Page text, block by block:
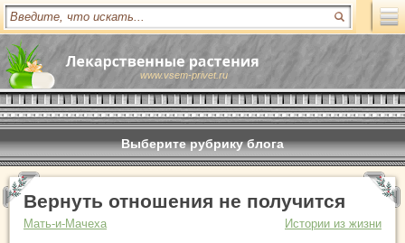
www.vsem-privet.ru
Выберите рубрику блога
Вернуть отношения не получится
Мать-и-Мачеха
Истории из жизни